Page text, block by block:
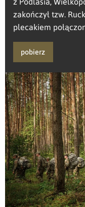
zakończył tzw.
plecakiem
pobierz